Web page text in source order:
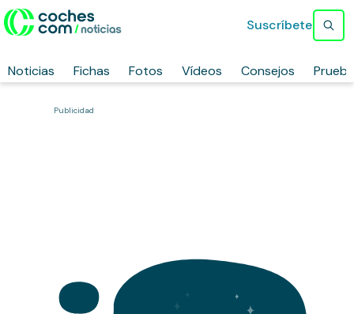
Noticias Fichas Fotos Vídeos Consejos
Suscríbete
Publicidad